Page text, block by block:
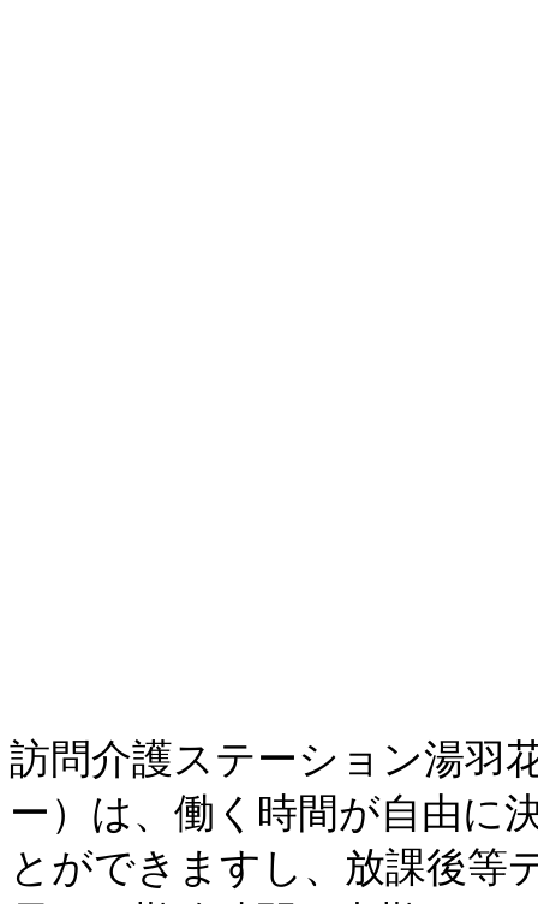
訪問介護ステーション湯羽
ー）は、働く時間が自由に
とができますし、放課後等